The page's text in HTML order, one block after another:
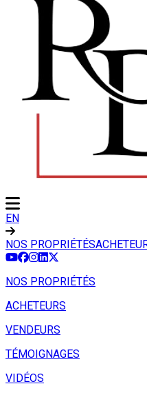
EN
NOS PROPRIÉTÉS
NOS PROPRIÉTÉS
ACHETEURS
VENDEURS
TÉMOIGNAGES
VIDÉOS